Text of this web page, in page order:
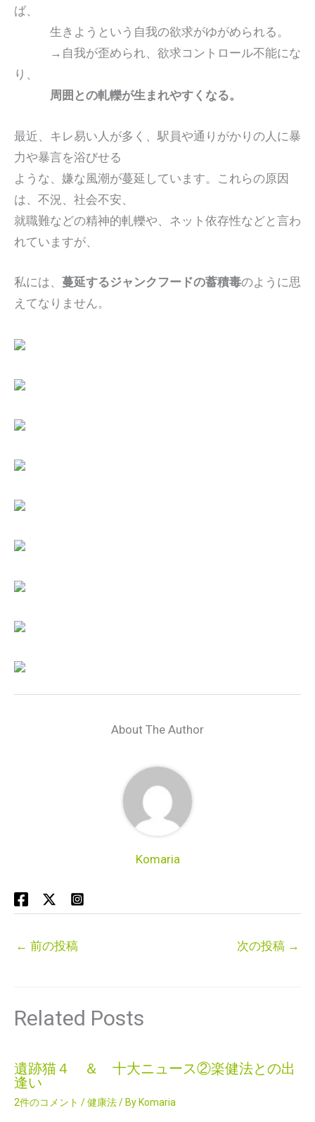
ば、
生きようという自我の欲求がゆがめられる。
→自我が歪められ、欲求コントロール不能にな
り、
周囲との軋轢が生まれやすくなる。
最近、キレ易い人が多く、駅員や通りがかりの人に暴
力や暴言を浴びせる
ような、嫌な風潮が蔓延しています。これらの原因
は、不況、社会不安、
就職難などの精神的軋轢や、ネット依存性などと言わ
れていますが、
私には、 蔓延するジャンクフードの蓄積毒のように思
えてなりません。
About The Author
Komaria
← 前の投稿 次の投稿 →
Related Posts
遺跡猫４ ＆ 十大ニュース②楽健法との出
逢い
2件のコメント /健康法/ By Komaria